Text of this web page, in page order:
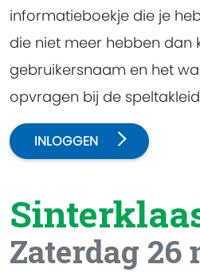
informatieboekje die je
die niet meer hebben dan
gebruikersnaam en het
opvragen bij de
INLOGGEN
Zaterdag 26